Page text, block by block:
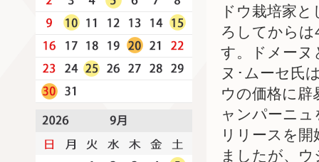
ドウ栽培家
ろしてから
す。ドメーヌ
ヌ･ムーセ氏
ウの価格に
ャンパーニ
リリースを
ましたが、